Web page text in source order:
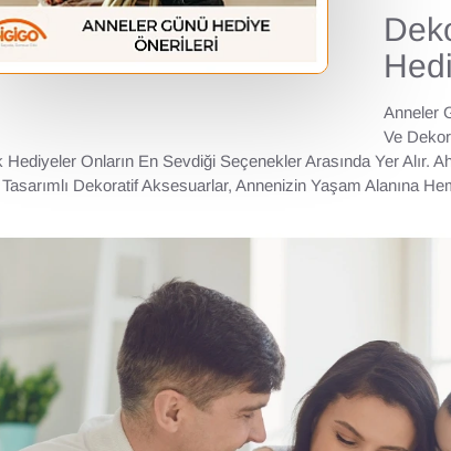
Anneler
Ve
Hediyeler Onların En Sevdiği Seçenekler Arasında Yer Alır.
Dekoratif Aksesuarlar, Annenizin Yaşam Alanına